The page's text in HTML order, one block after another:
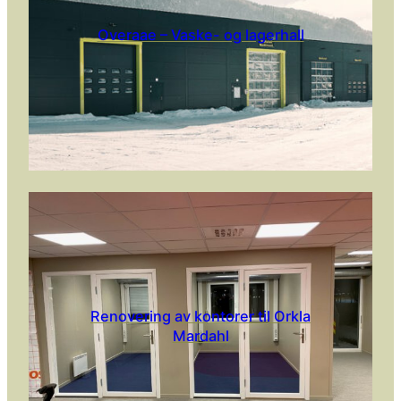
Overaae – Vaske- og lagerhall
Renovering av kontorer til Orkla
Mardahl